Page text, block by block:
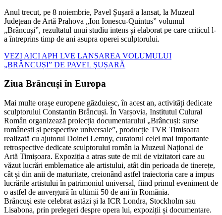
Anul trecut, pe 8 noiembrie, Pavel Șușară a lansat, la Muzeul
Județean de Artă Prahova „Ion Ionescu-Quintus” volumul
„Brâncuși”, rezultatul unui studiu intens și elaborat pe care criticul l-
a întreprins timp de ani asupra operei sculptorului.
VEZI AICI APH LVE LANSAREA VOLUMULUI
„BRÂNCUȘI” DE PAVEL ȘUȘARĂ
Ziua Brâncuși în Europa
Mai multe orașe europene găzduiesc, în acest an, activități dedicate
sculptorului Constantin Brâncuși. În Varșovia, Institutul Culural
Român organizează proiecția documentarului „Brâncuși: surse
românești și perspective universale”, producție TVR Timișoara
realizată cu ajutorul Doinei Lemny, curatorul celei mai importante
retrospective dedicate sculptorului român la Muzeul Național de
Artă Timișoara. Expoziția a atras sute de mii de vizitatori care au
văzut lucrări emblematice ale artistului, atât din perioada de tinerețe,
cât și din anii de maturitate, creionând astfel traiectoria care a impus
lucrările artistului în patrimoniul universal, fiind primul eveniment de
o astfel de anvergură în ultimii 50 de ani în România.
Brâncuși este celebrat astăzi și la ICR Londra, Stockholm sau
Lisabona, prin prelegeri despre opera lui, expoziții și documentare.